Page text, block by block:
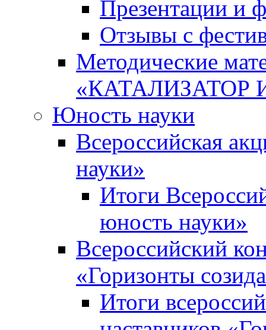
Презентации и
Отзывы с
Методические
«КАТАЛИЗАТОР
Юность науки
Всероссийская
науки»
Итоги
юность науки»
Всероссийский
«Горизонты
Итоги